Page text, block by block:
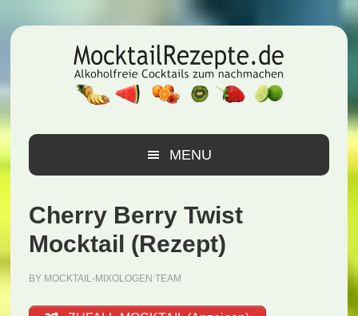
Hauptnavigation
Inhalt
Seitenspalte
MENU
Cherry Berry Twist
Mocktail (Rezept)
BY MOCKTAIL-MIXOLOGEN TEAM